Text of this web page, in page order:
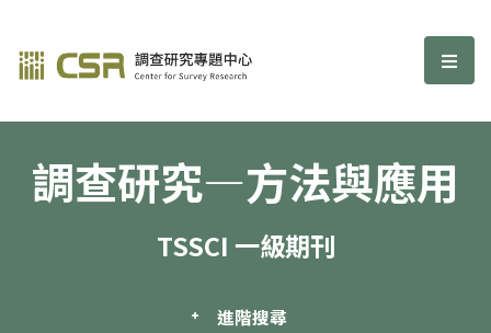
調查研究—方法與應用期刊 選
調查研究—方法與應用
TSSCI 一級期刊
進階搜尋